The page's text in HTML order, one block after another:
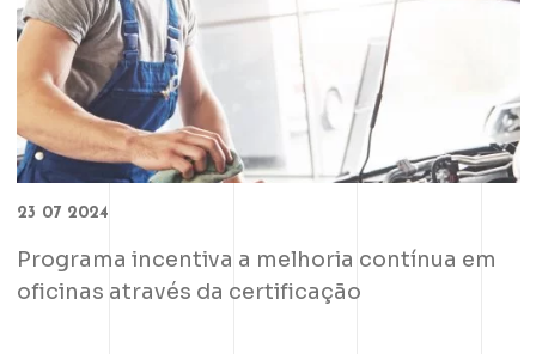
23 07 2024
Programa incentiva a melhoria contínua em
oficinas através da certificação